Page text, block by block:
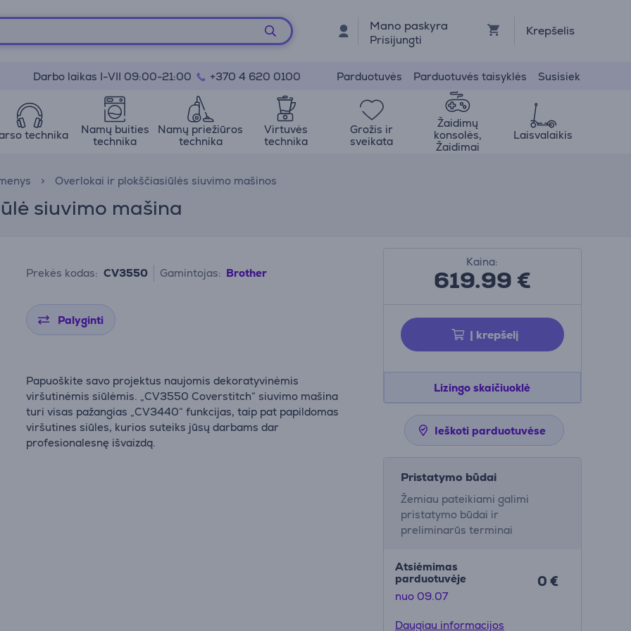
Mano paskyra
Prisijungti
Krepšelis
Darbo laikas I-VII 09:00-21:00 +370 4 620 0100 Parduotuvės Parduotuvės taisyklės Susisiek
technika
Namų buities
technika
Namų priežiūros
technika
Virtuvės
technika
Grožis ir
sveikata
Žaidimų
konsolės,
Žaidimai
Laisvalaikis
Overlokai ir plokščiasiūlės siuvimo mašinos
siuvimo mašina
Prekės kodas: CV3550 Gamintojas: Brother
Palyginti
Papuoškite savo projektus naujomis dekoratyvinėmis
viršutinėmis siūlėmis. „CV3550 Coverstitch“ siuvimo mašina
turi visas pažangias „CV3440“ funkcijas, taip pat papildomas
viršutines siūles, kurios suteiks jūsų darbams dar
profesionalesnę išvaizdą.
Kaina:
619.99€
Į krepšelį
Lizingo skaičiuoklė
Ieškoti parduotuvėse
Pristatymo būdai
Žemiau pateikiami galimi
pristatymo būdai ir
preliminarūs terminai
Atsiėmimas
parduotuvėje
nuo 09.07
0 €
Daugiau informacijos